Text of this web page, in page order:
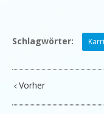
Schlagwörter:
Vorher